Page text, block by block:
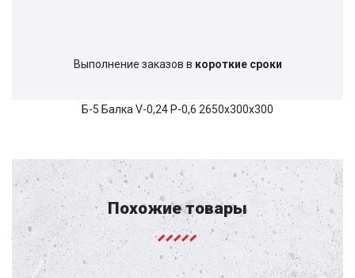
Выполнение заказов в короткие сроки
Б-5 Балка V-0,24 Р-0,6 2650х300х300
Похожие товары